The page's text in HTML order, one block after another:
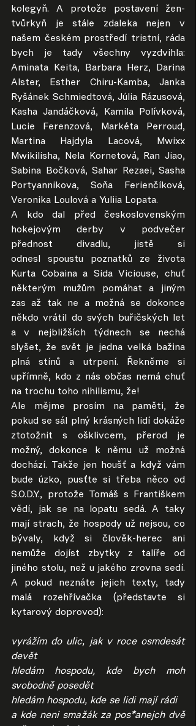
kolegyň. A protože postavení žen-
tvůrkyň je stále zdaleka nejen v
našem českém prostředí tristní, ráda
bych je tady všechny vyzdvihla:
Aminata Keita, Barbara Herz, Darina
Alster, Esther Chiru-Kamba, Janka
Ryšánek Schmiedtová, Júlia Rázusová,
Kasha Jandáčková, Kamila Polívková,
Lucie Ferenzová, Markéta Perroud,
Martina Hajdyla Lacová, Mwixx
Mwikilisha, Nela Kornetová, Ran Jiao,
Sabina Bočková, Sahar Rezaei, Sasha
Portyannikova, Soňa Ferienčíková,
Veronika Loulová a Yuliia Lopata.
A kdo dal před československým
hokejovým derby v podvečer
přednost divadlu, jistě si
odnesl spoustu poznatků ze života
Kurta Cobaina a Sida Viciouse, chuť
některým mužům pomáhat a jiným
zas až tak ne a možná se dokonce
někdo vrátil do svých buřičských let
a v nejbližších týdnech se nechá
slyšet, že svět je jedna velká bažina
plná stínů a utrpení. Řekněme si
upřímně, kdo z nás občas nemá chuť
na trochu toho nihilismu, že!
Ale mějme prosím na paměti, že
pokud se sál plný krásných lidí dokáže
ztotožnit s ošklivcem, přerod je
možný, dokonce k němu už možná
dochází. Takže jen houšť a když vám
bude úzko, pusťte si třeba něco od
S.O.D.Y., protože Tomáš s Františkem
vědí, jak se na lopatu sedá. A taky
mají strach, že hospody už nejsou, co
bývaly, když si člověk-herec ani
nemůže dojíst zbytky z talíře od
jiného stolu, než u jakého zrovna sedí.
A pokud neznáte jejich texty, tady
malá rozehřívačka (představte si
kytarový doprovod):
vyrážím do ulic, jak v roce osmdesát
devět
hledám hospodu, kde bych moh
svobodně posedět
hledám hospodu, kde se lidi mají rádi
a kde neni smažák za pos*anejch dvě